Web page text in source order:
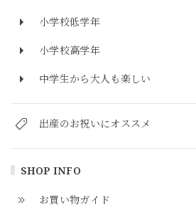
小学校低学年
小学校高学年
中学生から大人も楽しい
出産のお祝いにオススメ
SHOP INFO
お買い物ガイド